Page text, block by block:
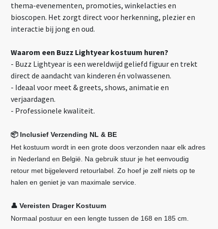
thema-evenementen, promoties, winkelacties en
bioscopen. Het zorgt direct voor herkenning, plezier en
interactie bij jong en oud.
Waarom een Buzz Lightyear kostuum huren?
- Buzz Lightyear is een wereldwijd geliefd figuur en trekt
direct de aandacht van kinderen én volwassenen.
- Ideaal voor meet & greets, shows, animatie en
verjaardagen.
- Professionele kwaliteit.
📦Inclusief Verzending NL & BE
Het kostuum wordt in een grote doos verzonden naar elk adres
in Nederland en België. Na gebruik stuur je het eenvoudig
retour met bijgeleverd retourlabel. Zo hoef je zelf niets op te
halen en geniet je van maximale service.
👤 Vereisten Drager Kostuum
Normaal postuur en een lengte tussen de 168 en 185 cm.